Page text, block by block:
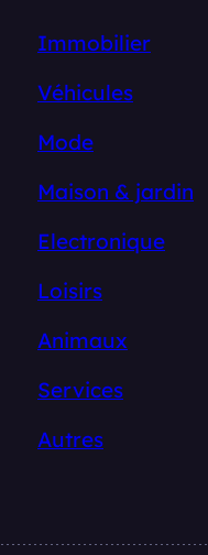
Immobilier
Véhicules
Mode
Maison & jardin
Electronique
Loisirs
Animaux
Services
Autres